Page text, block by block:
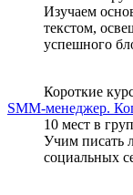
Изучаем
текстом,
успешного
Короткие
SMM-менеджер.
10 мест в
Учим писать
социальных